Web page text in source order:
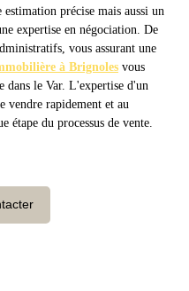
précise mais aussi un
expertise en négociation. De
vous assurant une
à Brignoles vous
dans le Var. L'expertise d'un
vendre rapidement et au
du processus de vente.